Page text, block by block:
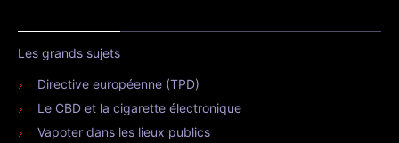
Les grands sujets
Directive européenne (TPD)
Le CBD et la cigarette électronique
Vapoter dans les lieux publics